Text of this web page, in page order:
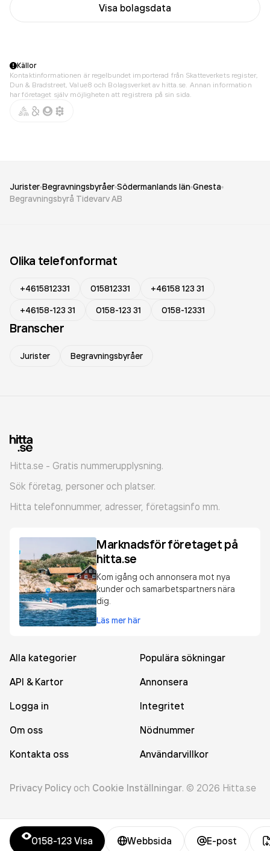
0158-123 Visa Webbsida E-post
Visa bolagsdata
Källor
Kontaktinformationen är regelbundet importerad från Skatteverkets register,
Dun & Bradstreet, Value8 och Bolagsverket av hitta.se. Annan information
har företaget själv möjligheten att registrera på sin sida.
Jurister Begravningsbyråer Södermanlands län Gnesta
Begravningsbyrå Tidevarv AB
Olika telefonformat
+4615812331 015812331
+46158 123 31
+46158-123 31
0158-123 31 0158-12331
Branscher
Jurister Begravningsbyråer
Hitta.se - Gratis nummerupplysning.
Sök företag, personer och platser.
Hitta telefonnummer, adresser, företagsinfo mm.
Marknadsför företaget på
hitta.se
Kom igång och annonsera mot nya
kunder och samarbetspartners nära
dig.
Läs mer här
Alla kategorier
Populära sökningar
API & Kartor
Annonsera
Logga in
Integritet
Om oss
Nödnummer
Kontakta oss
Användarvillkor
Privacy Policy och Cookie Inställningar. © 2026 Hitta.se